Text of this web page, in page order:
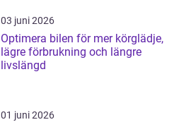
03 juni 2026
Optimera bilen för mer körglädje,
lägre förbrukning och längre
livslängd
01 juni 2026